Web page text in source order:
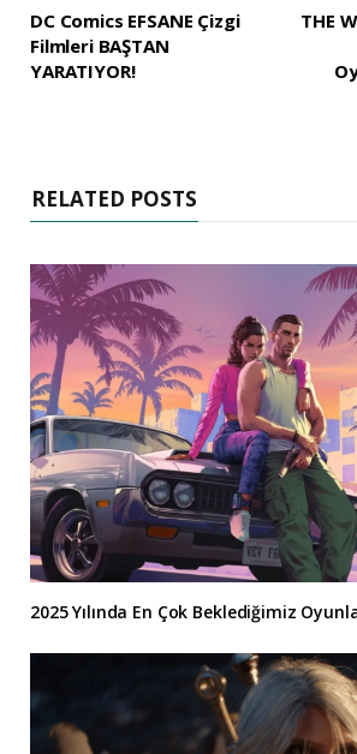
DC Comics EFSANE Çizgi
Filmleri BAŞTAN
YARATIYOR!
THE
RELATED POSTS
2025 Yılında En Çok Beklediğimiz